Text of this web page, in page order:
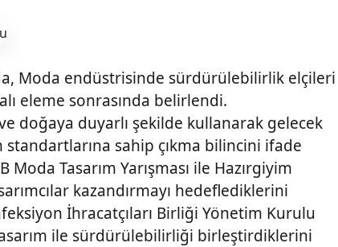
Moda endüstrisinde sürdürülebilirlik elçileri
eleme sonrasında belirlendi.
doğaya duyarlı şekilde kullanarak gelecek
sahip çıkma bilincini ifade
Moda Tasarım Yarışması ile Hazırgiyim
kazandırmayı hedeflediklerini
İhracatçıları Birliği Yönetim Kurulu
ile sürdürülebilirliği birleştirdiklerini